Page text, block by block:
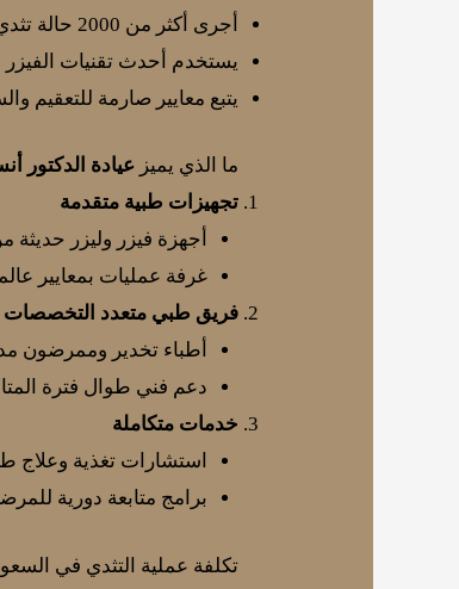
أجرى أكثر من 2000 حالة تثدي بنجاح، بمعدلات رضا تفوق 95%.
يستخدم أحدث تقنيات الفيزر
يتبع معايير صارمة للتعقيم
ما الذي يميز عيادة الدكتور
تجهيزات طبية متقدمة
أجهزة فيزر وليزر
غرفة عمليات بمعايير
فريق طبي متعدد التخصصات
أطباء تخدير وممرضون
دعم فني طوال فترة
خدمات متكاملة
استشارات تغذية وعلاج
برامج متابعة دورية
تكلفة عملية التثدي في